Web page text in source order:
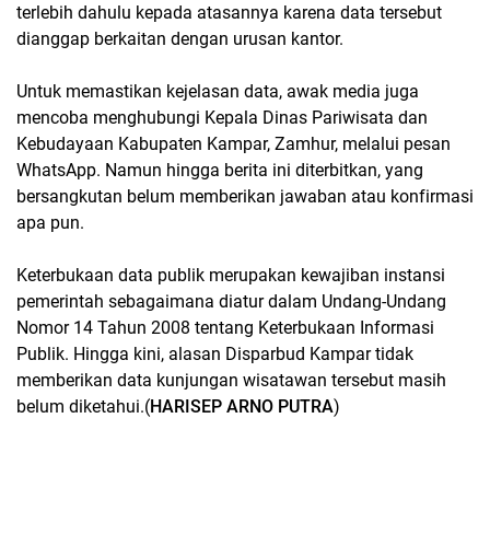
terlebih dahulu kepada atasannya karena data tersebut
dianggap berkaitan dengan urusan kantor.
Untuk memastikan kejelasan data, awak media juga
mencoba menghubungi Kepala Dinas Pariwisata dan
Kebudayaan Kabupaten Kampar, Zamhur, melalui pesan
WhatsApp. Namun hingga berita ini diterbitkan, yang
bersangkutan belum memberikan jawaban atau konfirmasi
apa pun.
Keterbukaan data publik merupakan kewajiban instansi
pemerintah sebagaimana diatur dalam Undang-Undang
Nomor 14 Tahun 2008 tentang Keterbukaan Informasi
Publik. Hingga kini, alasan Disparbud Kampar tidak
memberikan data kunjungan wisatawan tersebut masih
belum diketahui.(HARISEP ARNO PUTRA)